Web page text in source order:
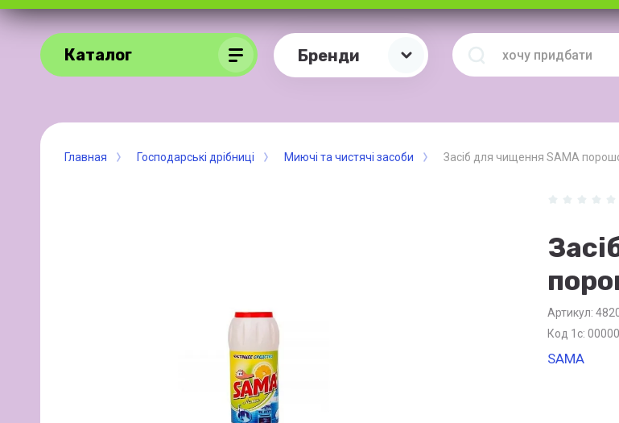
Каталог Бренди
Главная Господарські дрібниці Миючі та чистячі засоби Засіб для чищення SAMA
Артикул:
Код 1с:
SAMA